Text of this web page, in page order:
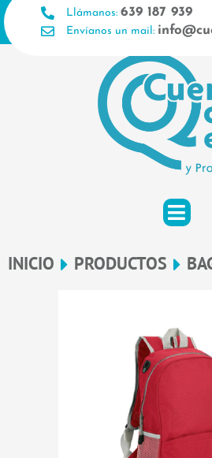
Ir
al
contenido
Llámanos: 639 187 939
Envíanos un mail:
INICIO PRODUCTOS